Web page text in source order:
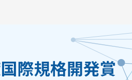
際規格開発賞